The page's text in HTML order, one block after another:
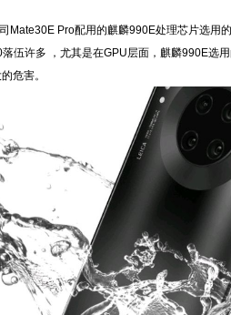
Mate30E Pro配用的麒麟990E处理芯片选用
伍许多 ，尤其是在GPU层面，麒麟990E选
危害。